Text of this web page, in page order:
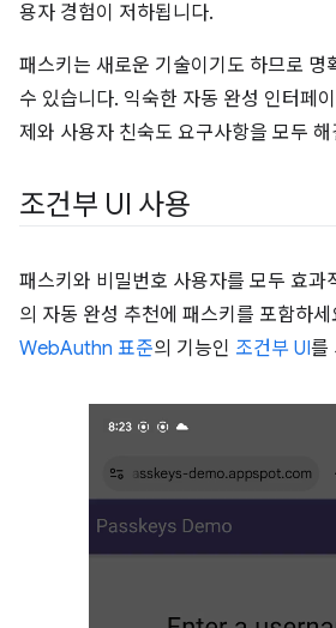
용자 경험이 저하됩니다.
패스키는 새로운 기술이기도 하므로 명
수 있습니다. 익숙한 자동 완성 인터페
제와 사용자 친숙도 요구사항을 모두
조건부 UI 사용
패스키와 비밀번호 사용자를 모두 효과
의 자동 완성 추천에 패스키를 포함하
WebAuthn 표준의 기능인 조건부 UI를